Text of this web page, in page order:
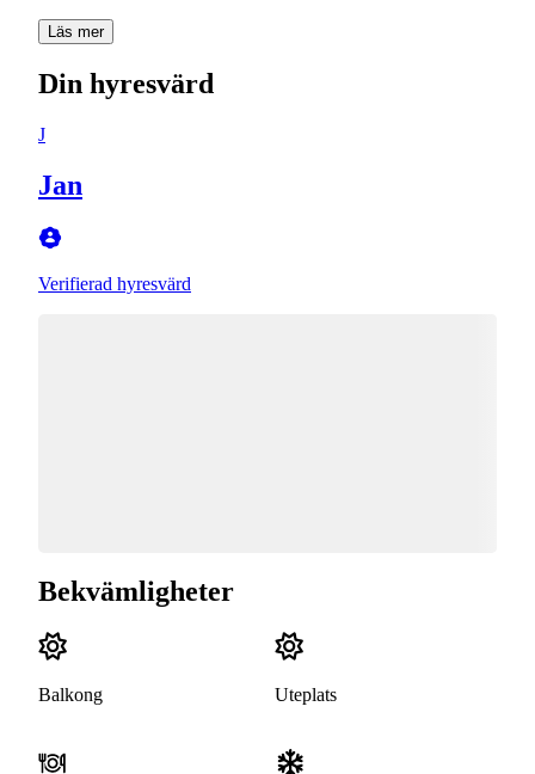
Läs mer
Din hyresvärd
J
Jan
Verifierad hyresvärd
Bekvämligheter
Balkong Uteplats